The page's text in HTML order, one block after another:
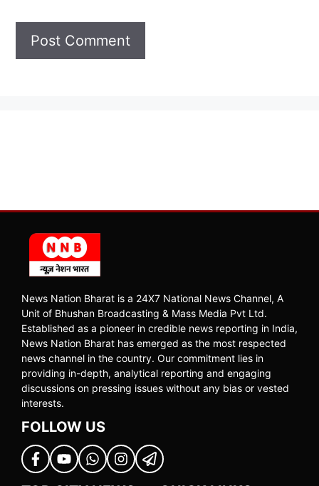
News Nation Bharat is a 24X7 National News Channel, A
Unit of Bhushan Broadcasting & Mass Media Pvt Ltd.
Established as a pioneer in credible news reporting in India,
News Nation Bharat has emerged as the most respected
news channel in the country. Our commitment lies in
providing in-depth, analytical reporting and engaging
discussions on pressing issues without any bias or vested
interests.
FOLLOW US